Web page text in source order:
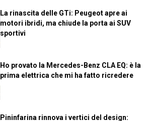
La rinascita delle GTi: Peugeot apre ai
motori ibridi, ma chiude la porta ai SUV
sportivi
Ho provato la Mercedes-Benz CLA EQ: è la
prima elettrica che mi ha fatto ricredere
Pininfarina rinnova i vertici del design: